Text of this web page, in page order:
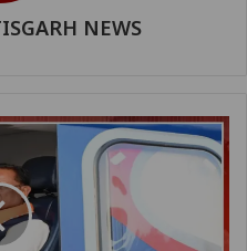
NEWS